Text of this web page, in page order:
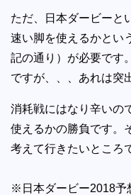
ただ、日本ダービーと
速い脚を使えるかとい
記の通り）が必要です
ですが、、、あれは突
消耗戦にはなり辛いの
使えるかの勝負です。
考えて行きたいところ
※日本ダービー2018予